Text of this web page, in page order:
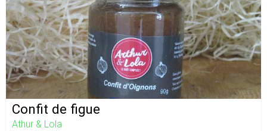
Confit de figue
Athur & Lola